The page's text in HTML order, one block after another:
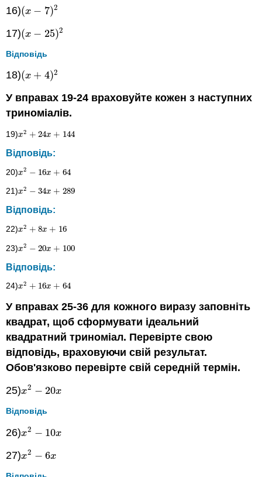
16)(x − 7)2
(x−7 )2
17)(x − 25)2
(x−25)2
Відповідь
18)(x + 4)2
(x+4 )2
У вправах 19-24 враховуйте кожен з наступних
триноміалів.
19)x2 + 24x + 144
x2 +24x+144
Відповідь:
20)x2 − 16x + 64
x2 −16x+64
21)x2 − 34x + 289
x2 −34x+289
Відповідь:
22)x2 + 8x + 16
x2 +8 x+16
23)x2 − 20x + 100
x2 −20x+100
Відповідь:
24)x2 + 16x + 64
x2 +16x+64
У вправах 25-36 для кожного виразу заповніть
квадрат, щоб сформувати ідеальний
квадратний триноміал. Перевірте свою
відповідь, враховуючи свій результат.
Обов'язково перевірте свій середній термін.
25)x2 − 20x
x2 −20x
Відповідь
26)x2 − 10x
x2 −10x
27)x2 − 6x
x2 −6 x